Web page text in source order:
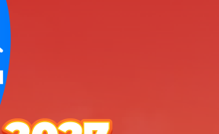
D03; D04; D07; D24; D25; D29;